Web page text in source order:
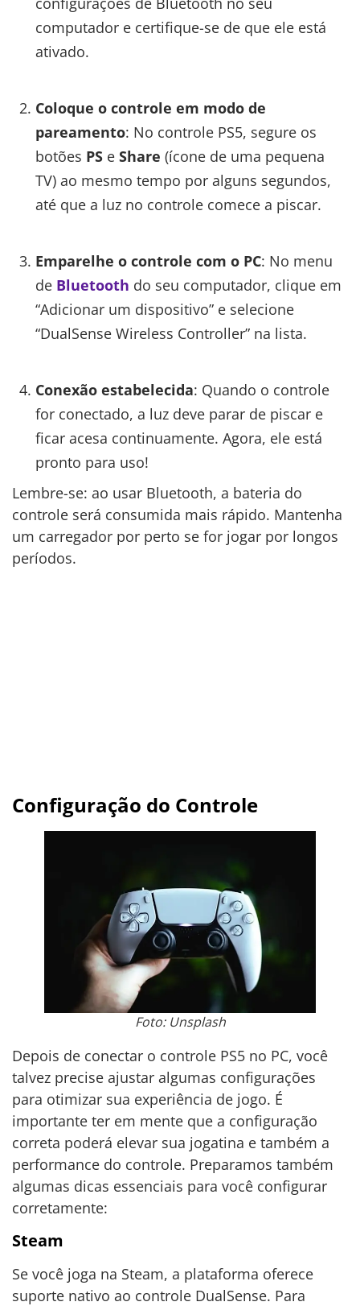
computador e certifique-se de que ele está
ativado.
Coloque o controle em modo de
pareamento: No controle PS5, segure os
botões PSe Share (ícone de uma pequena
TV) ao mesmo tempo por alguns segundos,
até que a luz no controle comece a piscar.
Emparelhe o controle com o PC: No menu
de Bluetooth do seu computador, clique em
“Adicionar um dispositivo” e selecione
“DualSense Wireless Controller” na lista.
Conexão estabelecida: Quando o controle
for conectado, a luz deve parar de piscar e
ficar acesa continuamente. Agora, ele está
pronto para uso!
Lembre-se: ao usar Bluetooth, a bateria do
controle será consumida mais rápido. Mantenha
um carregador por perto se for jogar por longos
períodos.
Configuração do Controle
Foto: Unsplash
Depois de conectar o controle PS5 no PC, você
talvez precise ajustar algumas configurações
para otimizar sua experiência de jogo. É
importante ter em mente que a configuração
correta poderá elevar sua jogatina e também a
performance do controle. Preparamos também
algumas dicas essenciais para você configurar
corretamente:
Steam
Se você joga na Steam, a plataforma oferece
suporte nativo ao controle DualSense. Para